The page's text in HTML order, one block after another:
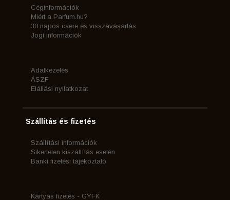
Céginformációk
Miért a Parfum.hu?
30 napos csere és visszavásárlás
Jogi információk
Adatkezelés
ÁSZF
Elállási nyilatkozat
Szállítás és fizetés
Szállítási információk
Sikertelen kiszállítás esetén
Banki fizetési tájékoztató
Kártyás fizetés - GYFK